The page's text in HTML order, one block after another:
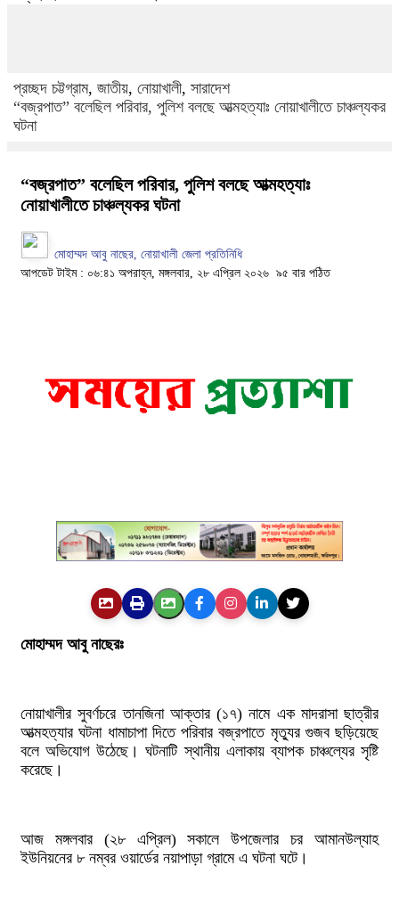
প্রচ্ছদ চট্টগ্রাম, জাতীয়, নোয়াখালী, সারাদেশ
“বজ্রপাত” বলেছিল পরিবার, পুলিশ বলছে আত্মহত্যাঃ নোয়াখালীতে চাঞ্চল্যকর
ঘটনা
“বজ্রপাত” বলেছিল পরিবার, পুলিশ বলছে আত্মহত্যাঃ
নোয়াখালীতে চাঞ্চল্যকর ঘটনা
মোহাম্মদ আবু নাছের, নোয়াখালী জেলা প্রতিনিধি
আপডেট টাইম : ০৬:৪১ অপরাহ্ন, মঙ্গলবার, ২৮ এপ্রিল ২০২৬ ৯৫ বার পঠিত
মোহাম্মদ আবু নাছেরঃ
নোয়াখালীর সুবর্ণচরে তানজিনা আক্তার (১৭) নামে এক মাদরাসা ছাত্রীর
আত্মহত্যার ঘটনা ধামাচাপা দিতে পরিবার বজ্রপাতে মৃত্যুর গুজব ছড়িয়েছে
বলে অভিযোগ উঠেছে। ঘটনাটি স্থানীয় এলাকায় ব্যাপক চাঞ্চল্যের সৃষ্টি
করেছে।
আজ মঙ্গলবার (২৮ এপ্রিল) সকালে উপজেলার চর আমানউল্যাহ
ইউনিয়নের ৮ নম্বর ওয়ার্ডের নয়াপাড়া গ্রামে এ ঘটনা ঘটে।